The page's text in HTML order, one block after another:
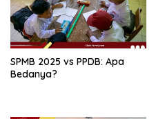
SPMB 2025 vs PPDB: Apa
Bedanya?